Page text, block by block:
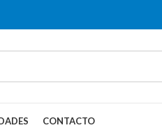
CONTACTO